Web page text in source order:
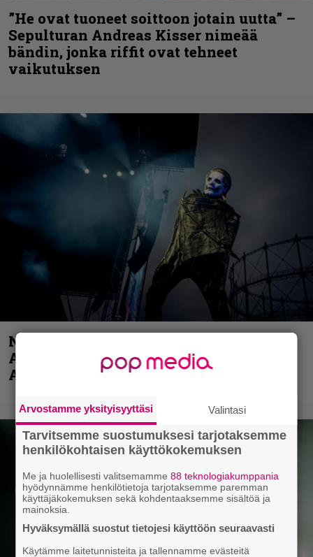
”He ovat tuoneet soittoon jotain uutta” –
Sepulturan Andreas Kisser nimeää
bändin, jonka riffit ovat tehneet
vaikutuksen
Näin lähtee Ghostin Tobias Forgelta
Accept – menossa mukana myös
Anthrax- ja Korn-miehistöä
Arvostamme yksityisyyttäsi Valintasi
Tarvitsemme suostumuksesi tarjotaksemme
henkilökohtaisen käyttökokemuksen
Me ja huolellisesti valitsemamme88 teknologiakumppania
hyödynnämme henkilötietoja tarjotaksemme paremman
käyttäjäkokemuksen sekä kohdentaaksemme sisältöä ja
mainoksia.
Hyväksymällä suostut tietojesi käyttöön seuraavasti
Käytämme laitetunnisteita ja tallennamme evästeitä